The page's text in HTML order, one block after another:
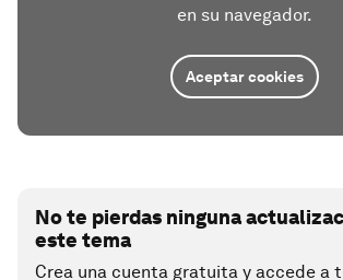
en su navegador.
Aceptar cookies
No te pierdas ninguna
este tema
Crea una cuenta gratuita y accede a